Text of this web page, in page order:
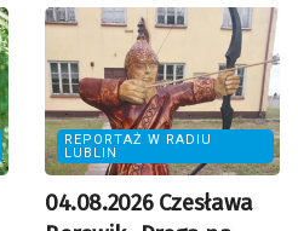
REPORTAŻ W RADIU
LUBLIN
04.08.2026 Czesława